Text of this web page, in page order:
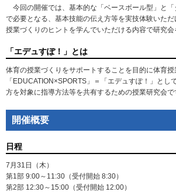
今回の開催では、基本的な「ベースボール型」と
で必要となる、基本技能の伝え方等を実技体験いただ
授業づくりのヒントを学んでいただける内容で研究会
「エデュすぽ！」とは
体育の授業づくりをサポートすることを目的に体育授
「EDUCATION×SPORTS」＝「エデュすぽ！」とし
方を対象に指導方法等を共有するための授業研究会で
開催概要
日程
7月31日（木）
第1部 9:00～11:30（受付開始 8:30）
第2部 12:30～15:00（受付開始 12:00）